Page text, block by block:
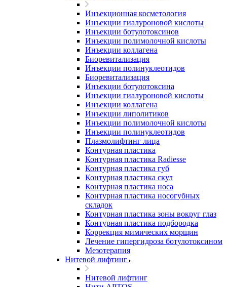
Инъекционная косметология
Инъекции гиалуроновой кислоты
Инъекции ботулотоксинов
Инъекции полимолочной кислоты
Инъекции коллагена
Биоревитализация
Инъекции полинуклеотидов
Биоревитализация
Инъекции ботулотоксина
Инъекции гиалуроновой кислоты
Инъекции коллагена
Инъекции липолитиков
Инъекции полимолочной кислоты
Инъекции полинуклеотидов
Плазмолифтинг лица
Контурная пластика
Контурная пластика Radiesse
Контурная пластика губ
Контурная пластика скул
Контурная пластика носа
Контурная пластика носогубных
складок
Контурная пластика зоны вокруг глаз
Контурная пластика подбородка
Коррекция мимических морщин
Лечение гипергидроза ботулотоксином
Мезотерапия
Нитевой лифтинг
Нитевой лифтинг